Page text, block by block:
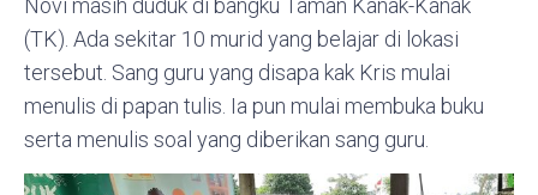
Novi masih duduk di bangku Taman Kanak-Kanak
(TK). Ada sekitar 10 murid yang belajar di lokasi
tersebut. Sang guru yang disapa kak Kris mulai
menulis di papan tulis. Ia pun mulai membuka buku
serta menulis soal yang diberikan sang guru.